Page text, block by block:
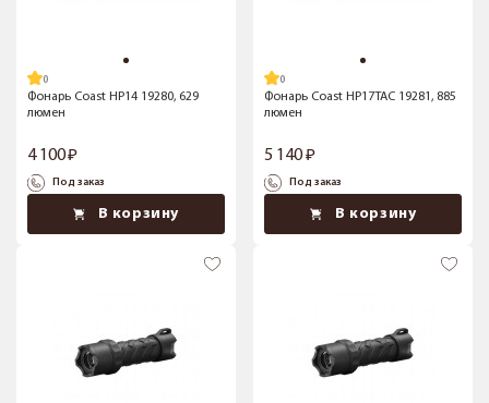
Фонарь Coast HP14 19280, 629
люмен
4 100
Под заказ
В корзину
Фонарь Coast HP17TAC 19281, 885
люмен
5 140
Под заказ
В корзину